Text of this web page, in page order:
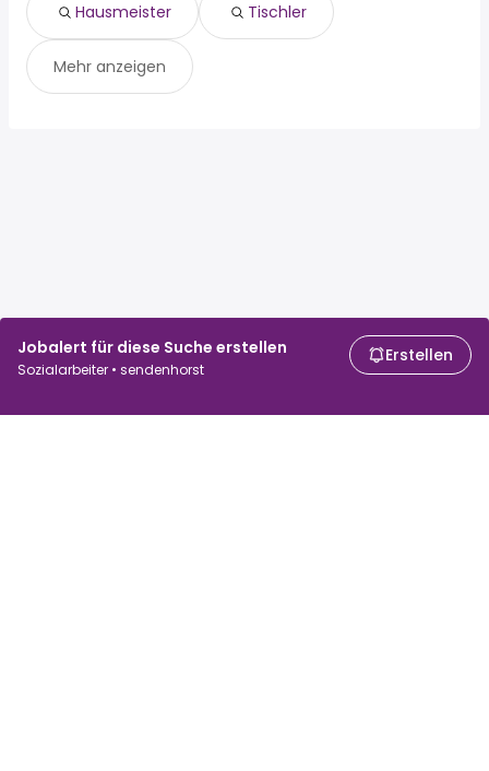
Jobalert für diese Suche erstellen
Sozialarbeiter • sendenhorst
Erstellen
Hausmeister Tischler
Mehr anzeigen